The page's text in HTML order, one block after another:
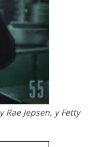
Rae Jepsen, y Fetty